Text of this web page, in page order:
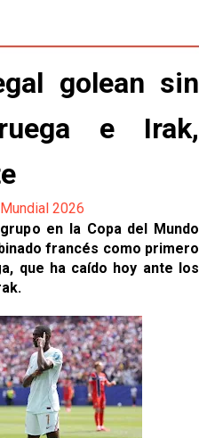
de LaLiga
ya es un paso adelante
hasta cinco fichajes
para firmar su nuevo
para reforzar el centro
traspaso al Genoa
para salir
queda la cantera del
27
golean sin
e Irak,
Mundial 2026
en la Copa del Mundo
francés como primero
que ha caído hoy ante los